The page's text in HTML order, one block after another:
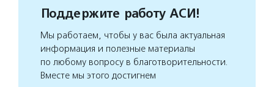
Поддержите работу АСИ!
Мы работаем, чтобы у вас была актуальная
информация и полезные материалы
по любому вопросу в благотворительности.
Вместе мы этого достигнем